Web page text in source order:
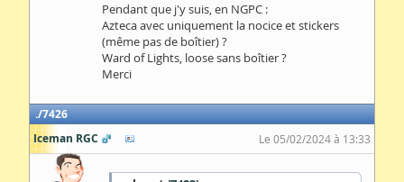
Pendant que j'y suis, en NGPC :
Azteca avec uniquement la nocice et stickers
(même pas de boîtier) ?
Ward of Lights, loose sans boîtier ?
Merci
7426
Iceman RGC
Le 05/02/2024 à 13:33